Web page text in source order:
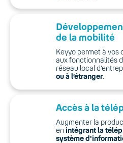
de la mobilité
Keyyo permet à
aux fonctionnalités
réseau local
ou à l’étranger.
Accès à la
Augmenter la
enintégrant la
système